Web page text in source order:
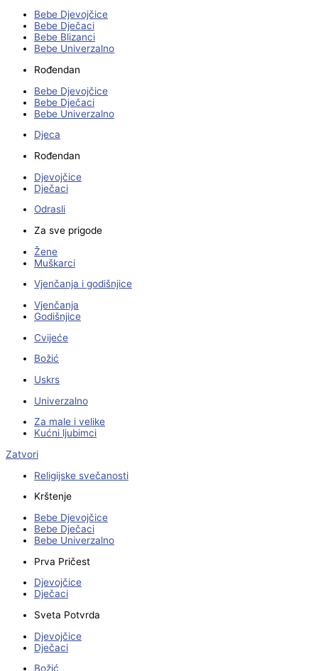
Bebe Djevojčice
Bebe Dječaci
Bebe Blizanci
Bebe Univerzalno
Rođendan
Bebe Djevojčice
Bebe Dječaci
Bebe Univerzalno
Djeca
Rođendan
Djevojčice
Dječaci
Odrasli
Za sve prigode
Žene
Muškarci
Vjenčanja i godišnjice
Vjenčanja
Godišnjice
Cvijeće
Božić
Uskrs
Univerzalno
Za male i velike
Kućni ljubimci
Zatvori
Religijske svečanosti
Krštenje
Bebe Djevojčice
Bebe Dječaci
Bebe Univerzalno
Prva Pričest
Djevojčice
Dječaci
Sveta Potvrda
Djevojčice
Dječaci
Božić